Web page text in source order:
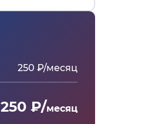
250 ₽/месяц
250 ₽/месяц